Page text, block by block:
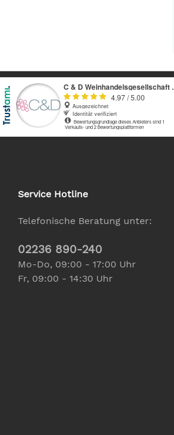
Service Hotline
Telefonische Beratung unter:
02236 890-240
Mo-Do, 09:00 - 17:00 Uhr
Fr, 09:00 - 14:30 Uhr